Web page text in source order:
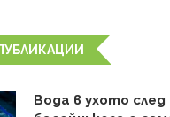
Вода в ухото след